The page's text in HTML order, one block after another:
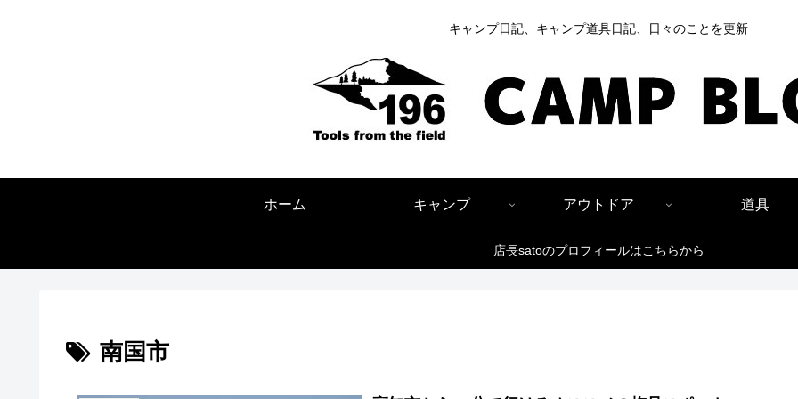
キャンプ日記、キャンプ道具日記、日々のことを更新
ホーム キャンプ アウトドア 道具
店長satoのプロフィールはこちらから
南国市